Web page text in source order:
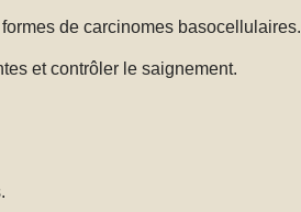
de carcinomes basocellulaires.
et contrôler le saignement.